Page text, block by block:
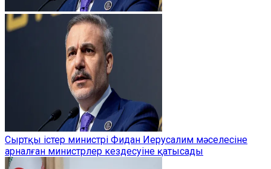
Сыртқы істер министрі Фидан Иерусалим мәселесіне
арналған министрлер кездесуіне қатысады